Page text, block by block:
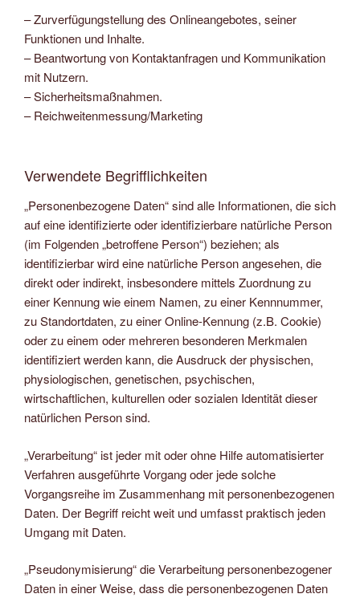
– Zurverfügungstellung des Onlineangebotes, seiner
Funktionen und Inhalte.
– Beantwortung von Kontaktanfragen und Kommunikation
mit Nutzern.
– Sicherheitsmaßnahmen.
– Reichweitenmessung/Marketing
Verwendete Begrifflichkeiten
„Personenbezogene Daten“ sind alle Informationen, die sich
auf eine identifizierte oder identifizierbare natürliche Person
(im Folgenden „betroffene Person“) beziehen; als
identifizierbar wird eine natürliche Person angesehen, die
direkt oder indirekt, insbesondere mittels Zuordnung zu
einer Kennung wie einem Namen, zu einer Kennnummer,
zu Standortdaten, zu einer Online-Kennung (z.B. Cookie)
oder zu einem oder mehreren besonderen Merkmalen
identifiziert werden kann, die Ausdruck der physischen,
physiologischen, genetischen, psychischen,
wirtschaftlichen, kulturellen oder sozialen Identität dieser
natürlichen Person sind.
„Verarbeitung“ ist jeder mit oder ohne Hilfe automatisierter
Verfahren ausgeführte Vorgang oder jede solche
Vorgangsreihe im Zusammenhang mit personenbezogenen
Daten. Der Begriff reicht weit und umfasst praktisch jeden
Umgang mit Daten.
„Pseudonymisierung“ die Verarbeitung personenbezogener
Daten in einer Weise, dass die personenbezogenen Daten